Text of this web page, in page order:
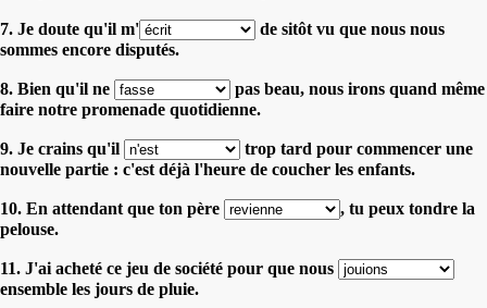
7. Je doute qu'il m'
de sitôt vu que nous nous
sommes encore disputés.
8. Bien qu'il ne
pas beau, nous irons quand même
faire notre promenade quotidienne.
9. Je crains qu'il
trop tard pour commencer une
nouvelle partie : c'est déjà l'heure de coucher les enfants.
10. En attendant que ton père
, tu peux tondre la
pelouse.
11. J'ai acheté ce jeu de société pour que nous
ensemble les jours de pluie.